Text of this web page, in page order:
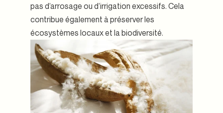
pas d’arrosage ou d’irrigation excessifs. Cela
contribue également à préserver les
écosystèmes locaux et la biodiversité.